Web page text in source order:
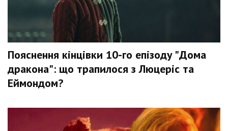
Пояснення кінцівки 10-го епізоду "Дома
дракона": що трапилося з Люцеріс та
Еймондом?